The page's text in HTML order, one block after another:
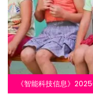
《智能科技信息》